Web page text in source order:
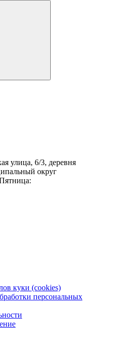
улица, 6/3, деревня
округ
куки (cookies)
персональных